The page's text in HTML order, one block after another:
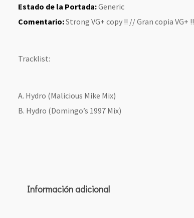
Estado de la Portada:Generic
Comentario:Strong VG+ copy !! // Gran copia VG+ !!
Tracklist:
A. Hydro (Malicious Mike Mix)
B. Hydro (Domingo’s 1997 Mix)
Información adicional